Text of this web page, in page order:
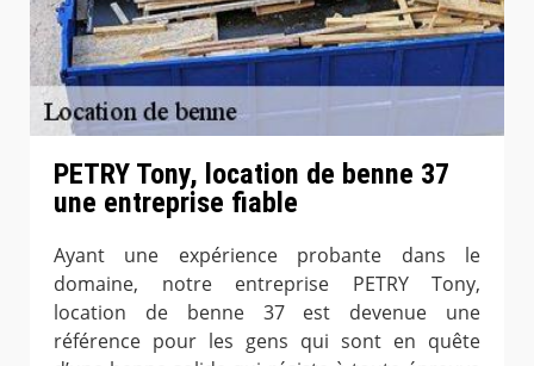
PETRY Tony, location de benne 37
une entreprise fiable
Ayant une expérience probante dans le
domaine, notre entreprise PETRY Tony,
location de benne 37 est devenue une
référence pour les gens qui sont en quête